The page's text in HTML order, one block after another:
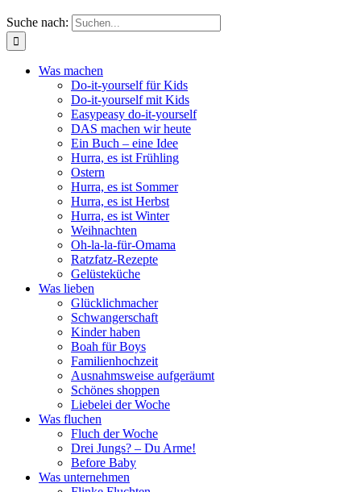
Suche nach:
Was machen
Do-it-yourself für Kids
Do-it-yourself mit Kids
Easypeasy do-it-yourself
DAS machen wir heute
Ein Buch – eine Idee
Hurra, es ist Frühling
Ostern
Hurra, es ist Sommer
Hurra, es ist Herbst
Hurra, es ist Winter
Weihnachten
Oh-la-la-für-Omama
Ratzfatz-Rezepte
Gelüsteküche
Was lieben
Glücklichmacher
Schwangerschaft
Kinder haben
Boah für Boys
Familienhochzeit
Ausnahmsweise aufgeräumt
Schönes shoppen
Liebelei der Woche
Was fluchen
Fluch der Woche
Drei Jungs? – Du Arme!
Before Baby
Was unternehmen